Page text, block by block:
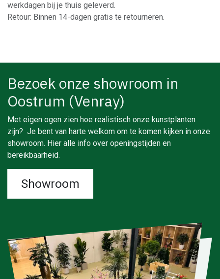
werkdagen bij je thuis geleverd.
Retour: Binnen 14-dagen gratis te retourneren.
Bezoek onze showroom in
Oostrum (Venray)
Met eigen ogen zien hoe realistisch onze kunstplanten
zijn? Je bent van harte welkom om te komen kijken in onze
showroom. Hier alle info over openingstijden en
bereikbaarheid.
Showroom